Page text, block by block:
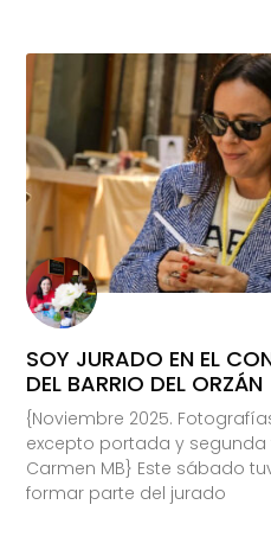
SOY JURADO EN EL
DEL BARRIO DEL ORZÁN
{Noviembre 2025.
excepto portada y
Carmen MB} Este sábado
formar parte del jurado